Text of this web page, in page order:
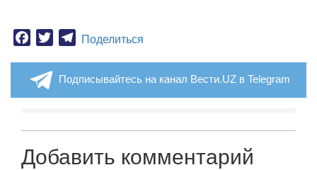
Facebook
TwitterTelegram
Поделиться
Подписывайтесь на канал Вести.UZ в Telegram
Добавить комментарий